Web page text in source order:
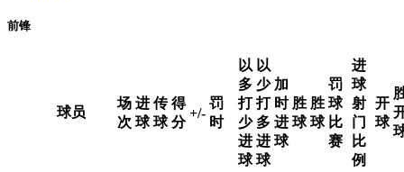
前锋
球员
场
次
进
球
传
球
得
分
+/-
罚
时
以
多
打
少
进
球
以
少
打
多
进
球
加
时
进
球
胜
球
胜
球
罚
球
比
赛
进
球
射
门
比
例
开
球